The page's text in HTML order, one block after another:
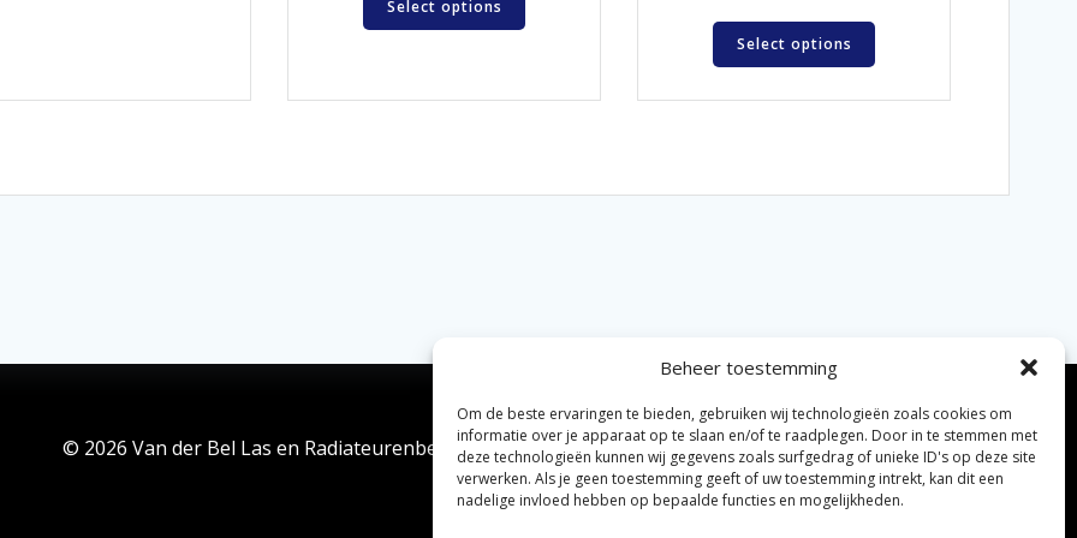
Beheer toestemming
Om de beste ervaringen te bieden, gebruiken wij technologieën zoals cookies om
informatie over je apparaat op te slaan en/of te raadplegen. Door in te stemmen met
deze technologieën kunnen wij gegevens zoals surfgedrag of unieke ID's op deze site
verwerken. Als je geen toestemming geeft of uw toestemming intrekt, kan dit een
nadelige invloed hebben op bepaalde functies en mogelijkheden.
Select options
Select options
© 2026 Van der Bel Las en Radiateurenbedrijf.